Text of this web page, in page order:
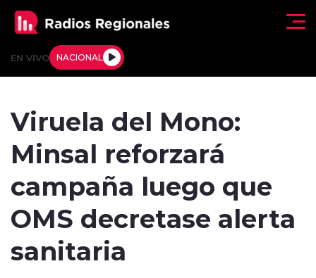
EN VIVO NACIONAL
Deportes
Internacional
Viruela del Mono:
Minsal reforzará
campaña luego que
OMS decretase alerta
sanitaria